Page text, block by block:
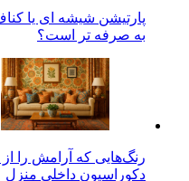
به صرفه تر است؟
دکوراسیون داخلی منزل